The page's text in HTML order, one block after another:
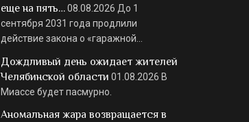
еще на пять…08.08.2026 До 1
сентября 2031 года продлили
действие закона о «гаражной…
Дождливый день ожидает жителей
Челябинской области 01.08.2026 В
Миассе будет пасмурно.
Аномальная жара возвращается в